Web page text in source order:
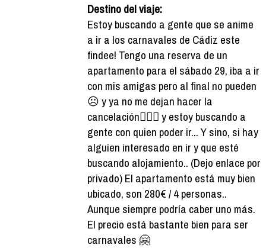
Destino del viaje:
Estoy buscando a gente que se anime
a ir a los carnavales de Cádiz este
findee! Tengo una reserva de un
apartamento para el sábado 29, iba a ir
con mis amigas pero al final no pueden
☹️ y ya no me dejan hacer la
cancelación🤦🏽‍♀ y estoy buscando a
gente con quien poder ir... Y sino, si hay
alguien interesado en ir y que esté
buscando alojamiento.. (Dejo enlace por
privado) El apartamento está muy bien
ubicado, son 280€ / 4 personas..
Aunque siempre podría caber uno más.
El precio está bastante bien para ser
carnavales 🤗